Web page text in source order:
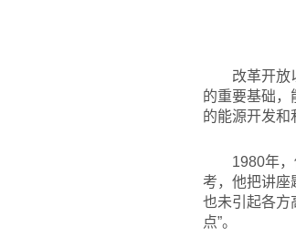
改革开放
的重要基础，
的能源开发和
1980年
考，他把讲座
也未引起各方
点”。